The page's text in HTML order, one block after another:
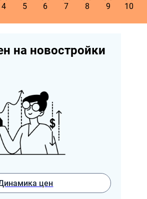
4 5 6 7 8 9 10
на новостройки
цен